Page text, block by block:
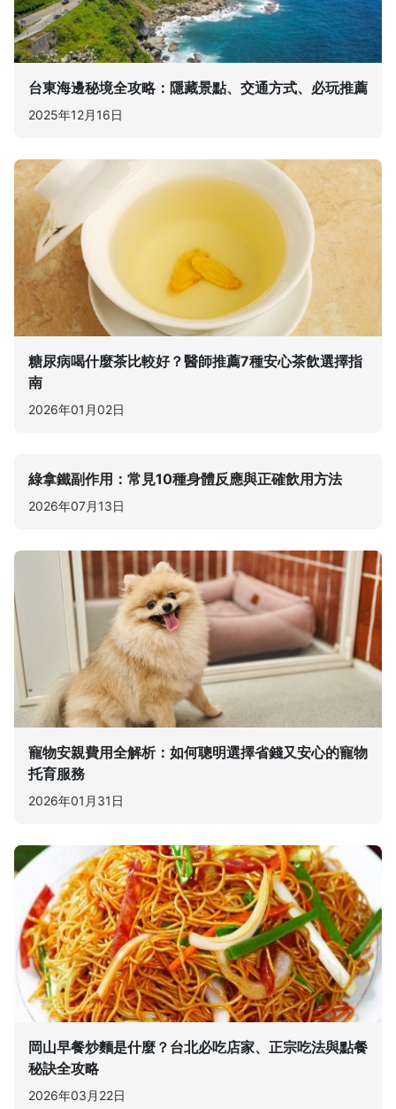
台東海邊秘境全攻略：隱藏景點、交通方式、必玩推薦
2025年12月16日
糖尿病喝什麼茶比較好？醫師推薦7種安心茶飲選擇指
南
2026年01月02日
綠拿鐵副作用：常見10種身體反應與正確飲用方法
2026年07月13日
寵物安親費用全解析：如何聰明選擇省錢又安心的寵物
托育服務
2026年01月31日
岡山早餐炒麵是什麼？台北必吃店家、正宗吃法與點餐
秘訣全攻略
2026年03月22日